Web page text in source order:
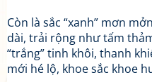
Còn là sắc “xanh” mơn
dài, trải rộng như tấm
“trắng” tinh khôi, thanh
mới hé lộ, khoe sắc khoe